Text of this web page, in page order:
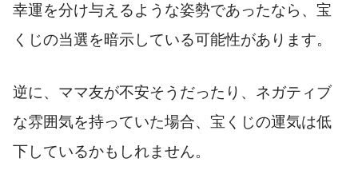
幸運を分け与えるような姿勢であったなら、宝
くじの当選を暗示している可能性があります。
逆に、ママ友が不安そうだったり、ネガティブ
な雰囲気を持っていた場合、宝くじの運気は低
下しているかもしれません。